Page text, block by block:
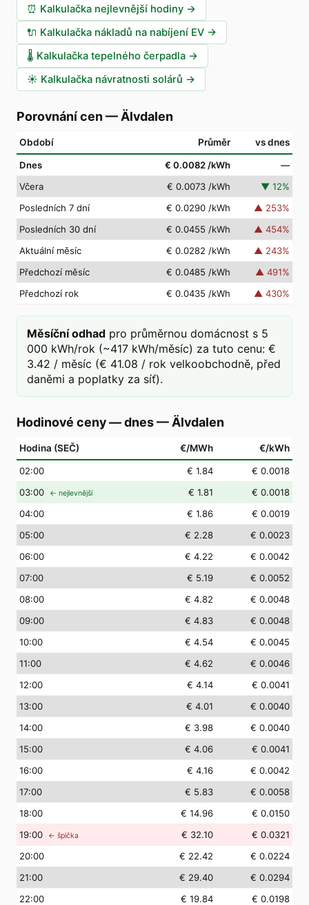
⏰ Kalkulačka nejlevnější hodiny →
🔌 Kalkulačka nákladů na nabíjení EV →
🌡️ Kalkulačka tepelného čerpadla →
☀️ Kalkulačka návratnosti solárů →
Porovnání cen — Älvdalen
Období Průměr vs dnes
Dnes € 0.0082 /kWh
—
Včera
€ 0.0073 /kWh ▼ 12%
Posledních 7 dní
€ 0.0290 /kWh ▲ 253%
Posledních 30 dní
€ 0.0455 /kWh ▲ 454%
Aktuální měsíc
€ 0.0282 /kWh ▲ 243%
Předchozí měsíc
€ 0.0485 /kWh ▲ 491%
Předchozí rok
€ 0.0435 /kWh ▲ 430%
Měsíční odhad pro průměrnou domácnost s 5
000 kWh/rok (~417 kWh/měsíc) za tuto cenu: €
3.42 / měsíc (€ 41.08 / rok velkoobchodně, před
daněmi a poplatky za síť).
Hodinové ceny — dnes— Älvdalen
Hodina (SEČ) €/MWh €/kWh
02:00 € 1.84
€ 0.0018
03:00 ← nejlevnější € 1.81
€ 0.0018
04:00 € 1.86
€ 0.0019
05:00 € 2.28
€ 0.0023
06:00 € 4.22
€ 0.0042
07:00 € 5.19
€ 0.0052
08:00 € 4.82
€ 0.0048
09:00 € 4.83
€ 0.0048
10:00 € 4.54
€ 0.0045
11:00 € 4.62
€ 0.0046
12:00 € 4.14
€ 0.0041
13:00 € 4.01
€ 0.0040
14:00 € 3.98
€ 0.0040
15:00 € 4.06
€ 0.0041
16:00 € 4.16
€ 0.0042
17:00 € 5.83
€ 0.0058
18:00 € 14.96
€ 0.0150
19:00 ← špička € 32.10
€ 0.0321
20:00 € 22.42
€ 0.0224
21:00 € 29.40
€ 0.0294
22:00 € 19.84
€ 0.0198